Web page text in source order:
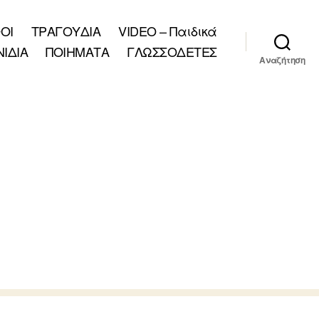
ΤΡΑΓΟΥΔΙΑ
VIDEO – Παιδικά
ΠΟΙΗΜΑΤΑ ΓΛΩΣΣΟΔΕΤΕΣ Αναζήτηση